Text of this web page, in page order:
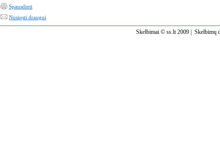
Spausdinti
Nusiųsti draugui
Skelbimai © ss.lt 2009 | Skelbimų